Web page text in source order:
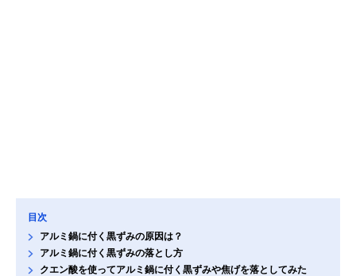
目次
アルミ鍋に付く黒ずみの原因は？
アルミ鍋に付く黒ずみの落とし方
クエン酸を使ってアルミ鍋に付く黒ずみや焦げを落としてみた